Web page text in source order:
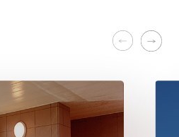
、倦怠感等の症状があっ
の症状がある場合はご宿